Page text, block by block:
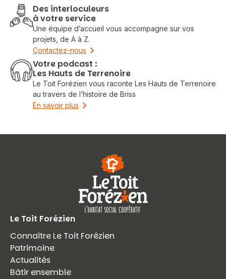
Des interloculeurs
à votre service
Une équipe d’accueil vous accompagne sur vos
projets, de A à Z.
Contactez-nous
Votre podcast :
Les Hauts de Terrenoire
Le Toit Forézien vous raconte Les Hauts de Terrenoire
au travers de l’histoire de Briss
En savoir plus
Le Toit Forézien
Connaître Le Toit Forézien
Patrimoine
Actualités
Bâtir ensemble